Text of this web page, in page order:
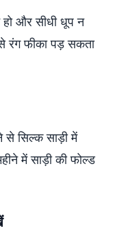
और सीधी धूप न
फीका पड़ सकता
सिल्क साड़ी में
में साड़ी की फोल्ड